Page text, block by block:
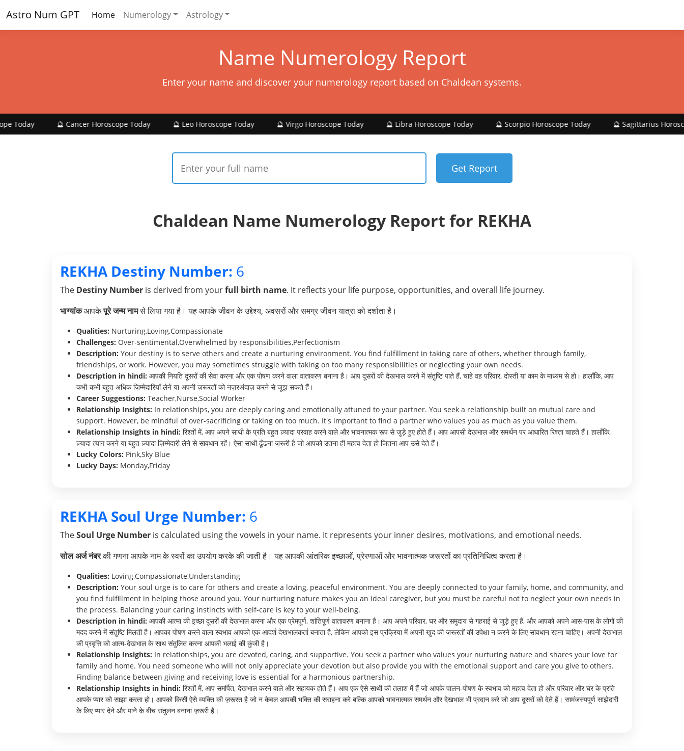
Astro Num GPT Home Numerology Astrology
Name Numerology Report
Enter your name and discover your numerology report based on Chaldean systems.
🔮 Cancer Horoscope Today 🔮 Leo Horoscope Today 🔮 Virgo Horoscope Today 🔮 Libra Horoscope Today 🔮 Scorpio Horoscope Today 🔮 Sagittarius Horoscope Today
Chaldean Name Numerology Report for REKHA
REKHA Destiny Number: 6
The Destiny Number is derived from yourfull birth name. It reflects your life purpose, opportunities, and overall life journey.
भाग्यांकआपकेपूरे जन्म नामसे लिया गया है। यह आपके जीवन के उद्देश्य, अवसरों और समग्र जीवन यात्रा को दर्शाता है।
Qualities: Nurturing,Loving,Compassionate
Challenges: Over-sentimental,Overwhelmed by responsibilities,Perfectionism
Description: Your destiny is to serve others and create a nurturing environment. You find fulfillment in taking care of others, whether through family,
friendships, or work. However, you may sometimes struggle with taking on too many responsibilities or neglecting your own needs.
Description in hindi: आपकी नियति दूसरों की सेवा करना और एक पोषण करने वाला वातावरण बनाना है। आप दूसरों की देखभाल करने में संतुष्टि पाते हैं, चाहे वह परिवार, दोस्ती या काम के माध्यम से हो। हालाँकि, आप
कभी-कभी बहुत अधिक ज़िम्मेदारियाँ लेने या अपनी ज़रूरतों को नज़रअंदाज़ करने से जूझ सकते हैं।
Career Suggestions: Teacher,Nurse,Social Worker
Relationship Insights: In relationships, you are deeply caring and emotionally attuned to your partner. You seek a relationship built on mutual care and
support. However, be mindful of over-sacrificing or taking on too much. It's important to find a partner who values you as much as you value them.
Relationship Insights in hindi: रिश्तों में, आप अपने साथी के प्रति बहुत ज़्यादा परवाह करने वाले और भावनात्मक रूप से जुड़े हुए होते हैं। आप आपसी देखभाल और समर्थन पर आधारित रिश्ता चाहते हैं। हालाँकि,
ज़्यादा त्याग करने या बहुत ज़्यादा ज़िम्मेदारी लेने से सावधान रहें। ऐसा साथी ढूँढना ज़रूरी है जो आपको उतना ही महत्व देता हो जितना आप उसे देते हैं।
Lucky Colors: Pink,Sky Blue
Lucky Days: Monday,Friday
REKHA Soul Urge Number: 6
TheSoul Urge Number is calculated using the vowels in your name. It represents your inner desires, motivations, and emotional needs.
सोल अर्ज नंबरकी गणना आपके नाम के स्वरों का उपयोग करके की जाती है। यह आपकी आंतरिक इच्छाओं, प्रेरणाओं और भावनात्मक जरूरतों का प्रतिनिधित्व करता है।
Qualities: Loving,Compassionate,Understanding
Description: Your soul urge is to care for others and create a loving, peaceful environment. You are deeply connected to your family, home, and community, and
you find fulfillment in helping those around you. Your nurturing nature makes you an ideal caregiver, but you must be careful not to neglect your own needs in
the process. Balancing your caring instincts with self-care is key to your well-being.
Description in hindi: आपकी आत्मा की इच्छा दूसरों की देखभाल करना और एक प्रेमपूर्ण, शांतिपूर्ण वातावरण बनाना है। आप अपने परिवार, घर और समुदाय से गहराई से जुड़े हुए हैं, और आपको अपने आस-पास के लोगों की
मदद करने में संतुष्टि मिलती है। आपका पोषण करने वाला स्वभाव आपको एक आदर्श देखभालकर्ता बनाता है, लेकिन आपको इस प्रक्रिया में अपनी खुद की ज़रूरतों की उपेक्षा न करने के लिए सावधान रहना चाहिए। अपनी देखभाल
की प्रवृत्ति को आत्म-देखभाल के साथ संतुलित करना आपकी भलाई की कुंजी है।
Relationship Insights: In relationships, you are devoted, caring, and supportive. You seek a partner who values your nurturing nature and shares your love for
family and home. You need someone who will not only appreciate your devotion but also provide you with the emotional support and care you give to others.
Finding balance between giving and receiving love is essential for a harmonious partnership.
Relationship Insights in hindi: रिश्तों में, आप समर्पित, देखभाल करने वाले और सहायक होते हैं। आप एक ऐसे साथी की तलाश में हैं जो आपके पालन-पोषण के स्वभाव को महत्व देता हो और परिवार और घर के प्रति
आपके प्यार को साझा करता हो। आपको किसी ऐसे व्यक्ति की ज़रूरत है जो न केवल आपकी भक्ति की सराहना करे बल्कि आपको भावनात्मक समर्थन और देखभाल भी प्रदान करे जो आप दूसरों को देते हैं। सामंजस्यपूर्ण साझेदारी
के लिए प्यार देने और पाने के बीच संतुलन बनाना ज़रूरी है।